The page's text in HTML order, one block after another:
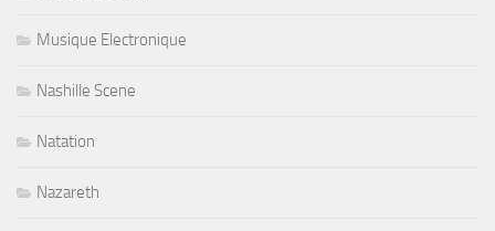
Musique Electronique
Nashille Scene
Natation
Nazareth